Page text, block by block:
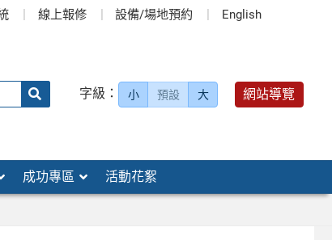
線上報修 設備/場地預約 English
字級： 小 預設 大 網站導覽
成功專區 活動花絮